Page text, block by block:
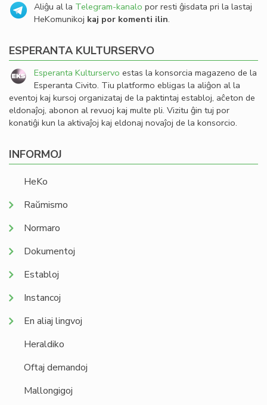
Aliĝu al la Telegram-kanalo por resti ĝisdata pri la lastaj
HeKomunikoj kaj por komenti ilin.
ESPERANTA KULTURSERVO
Esperanta Kulturservo estas la konsorcia magazeno de la
Esperanta Civito. Tiu platformo ebligas la aliĝon al la
eventoj kaj kursoj organizataj de la paktintaj establoj, aĉeton de
eldonaĵoj, abonon al revuoj kaj multe pli. Vizitu ĝin tuj por
konatiĝi kun la aktivaĵoj kaj eldonaj novaĵoj de la konsorcio.
INFORMOJ
HeKo
Raŭmismo
Normaro
Dokumentoj
Establoj
Instancoj
En aliaj lingvoj
Heraldiko
Oftaj demandoj
Mallongigoj